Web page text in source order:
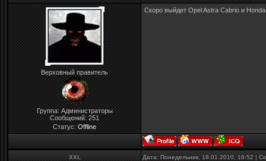
Верховный правитель
Группа: Администраторы
Сообщений:251
Статус:Offline
Скоро выйдет Opel Astra Cabrio и
XXL Дата: Понедельник, 18.01.2010, 16:52 |